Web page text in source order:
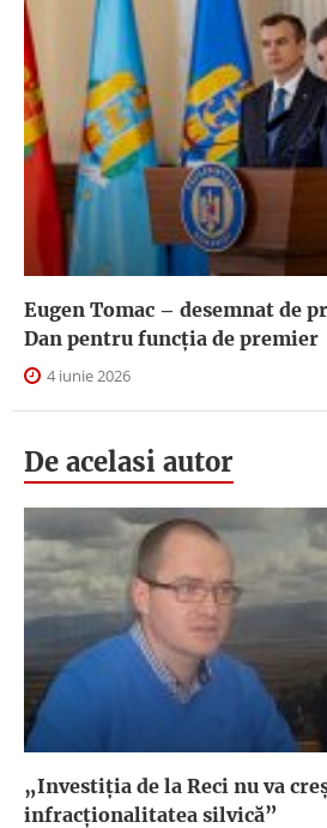
Eugen Tomac – desemnat de
Dan pentru funcția de premier
4 iunie 2026
De acelasi autor
„Investiţia de la Reci nu va
infracţionalitatea silvică”